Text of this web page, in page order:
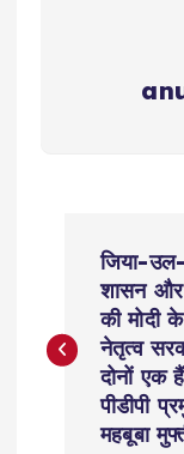
s
जिया-
शासन
की मोदी के
नेतृत्व
दोनों एक
पीडीपी
महबूबा